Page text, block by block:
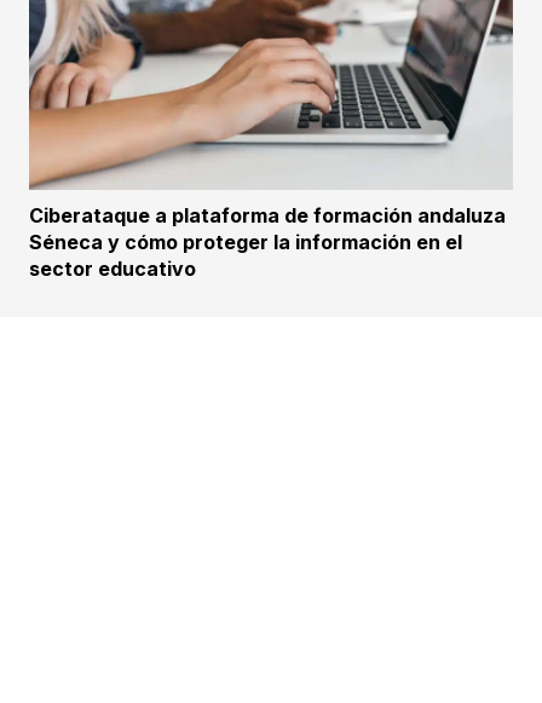
Ciberataque a plataforma de formación andaluza
Séneca y cómo proteger la información en el
sector educativo